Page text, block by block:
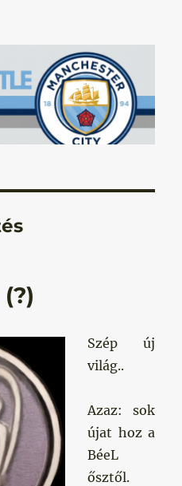
Blog – Pride In
Szép új
világ..
Azaz: sok
újat hoz a
BéeL
ősztől.